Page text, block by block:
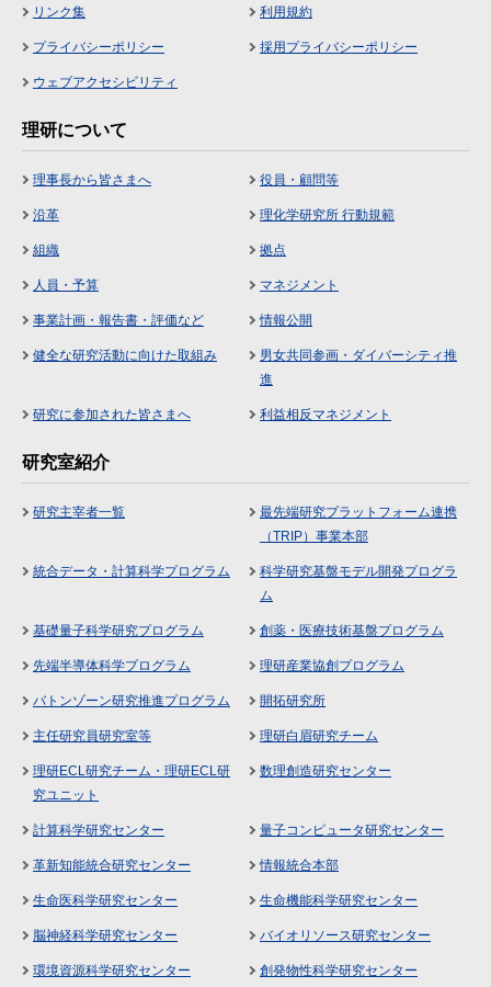
リンク集 利用規約
プライバシーポリシー 採用プライバシーポリシー
ウェブアクセシビリティ
理研について
理事長から皆さまへ 役員・顧問等
沿革 理化学研究所 行動規範
組織 拠点
人員・予算 マネジメント
事業計画・報告書・評価など 情報公開
健全な研究活動に向けた取組み
男女共同参画・ダイバーシティ推
進
研究に参加された皆さまへ 利益相反マネジメント
研究室紹介
研究主宰者一覧
最先端研究プラットフォーム連携
（TRIP）事業本部
統合データ・計算科学プログラム
科学研究基盤モデル開発プログラ
ム
基礎量子科学研究プログラム 創薬・医療技術基盤プログラム
先端半導体科学プログラム 理研産業協創プログラム
バトンゾーン研究推進プログラム 開拓研究所
主任研究員研究室等 理研白眉研究チーム
理研ECL研究チーム・理研ECL研
究ユニット
数理創造研究センター
計算科学研究センター 量子コンピュータ研究センター
革新知能統合研究センター 情報統合本部
生命医科学研究センター 生命機能科学研究センター
脳神経科学研究センター バイオリソース研究センター
環境資源科学研究センター 創発物性科学研究センター